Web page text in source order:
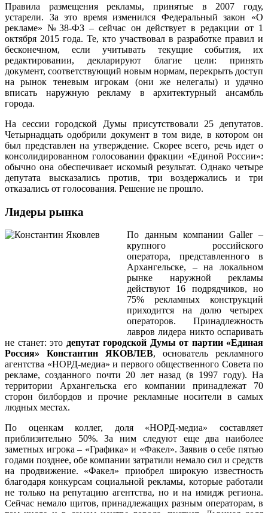
Правила размещения рекламы, принятые в 2007 году,
устарели. За это время изменился Федеральный закон «О
рекламе» №38-ФЗ – сейчас он действует в редакции от 1
октября 2015 года. Те, кто участвовал в разработке правил и
бесконечном, если учитывать текущие события, их
редактировании, декларируют благие цели: принять
документ, соответствующий новым нормам, перекрыть доступ
на рынок теневым игрокам (они же нелегалы) и удачно
вписать наружную рекламу в архитектурный ансамбль
города.
На сессии городской Думы присутствовали 25 депутатов.
Четырнадцать одобрили документ в том виде, в котором он
был представлен на утверждение. Скорее всего, речь идет о
консолидированном голосовании фракции «Единой России»:
обычно она обеспечивает искомый результат. Однако четыре
депутата высказались против, три воздержались и три
отказались от голосования. Решение не прошло.
Лидеры рынка
По данным компании Galler –
крупного российского
оператора, представленного в
Архангельске, – на локальном
рынке наружной рекламы
действуют 16 подрядчиков, но
75% рекламных конструкций
приходится на долю четырех
операторов. Принадлежность
лавров лидера никто оспаривать
не станет: это депутат городской Думы от партии «Единая
Россия» Константин ЯКОВЛЕВ, основатель рекламного
агентства «НОРД-медиа» и первого общественного Совета по
рекламе, созданного почти 20 лет назад (в 1997 году). На
территории Архангельска его компании принадлежат 70
сторон билбордов и прочие рекламные носители в самых
людных местах.
По оценкам коллег, доля «НОРД-медиа» составляет
приблизительно 50%. За ним следуют еще два наиболее
заметных игрока – «Графика» и «Факел». Заявив о себе пятью
годами позднее, обе компании затратили немало сил и средств
на продвижение. «Факел» приобрел широкую известность
благодаря конкурсам социальной рекламы, которые работали
не только на репутацию агентства, но и на имидж региона.
Сейчас немало щитов, принадлежащих разным операторам, в